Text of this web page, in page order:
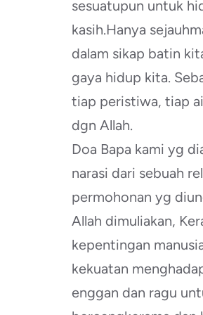
sesuatupun untuk
kasih.Hanya
dalam sikap batin
gaya hidup kita.
tiap peristiwa, tiap
dgn Allah.
Doa Bapa kami yg
narasi dari sebuah
permohonan yg
Allah dimuliakan,
kepentingan
kekuatan
enggan dan ragu